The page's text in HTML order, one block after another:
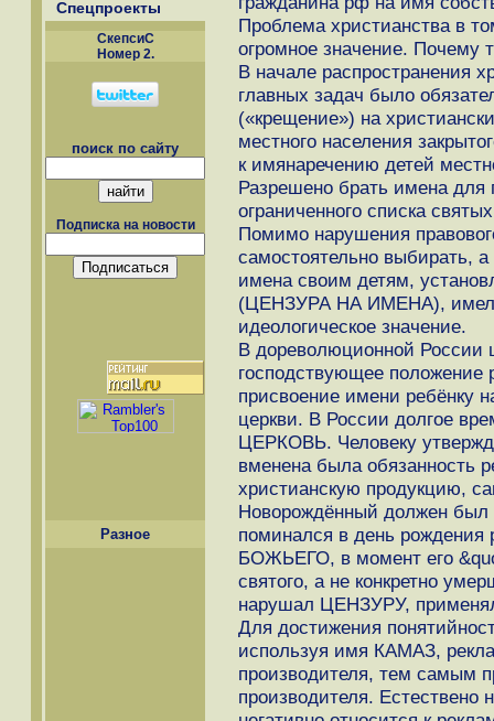
Спецпроекты
СкепсиС
Номер 2.
поиск по сайту
Подписка на новости
Разное
Проблема христианства в
огромное значение. Почему
В начале распространения
главных задач было
(«крещение») на
местного населения
к имянаречению детей
Разрешено брать имена для
ограниченного списка
Помимо нарушения
самостоятельно выбирать,
имена своим детям,
(ЦЕНЗУРА НА ИМЕНА),
идеологическое значение.
В дореволюционной России
господствующее положение
присвоение имени ребёнку
церкви. В России долгое
ЦЕРКОВЬ. Человеку
вменена была обязанность
христианскую продукцию,
Новорождённый должен был
поминался в день
БОЖЬЕГО, в момент его
святого, а не конкретно
нарушал ЦЕНЗУРУ,
Для достижения
используя имя КАМАЗ,
производителя, тем самым
производителя.